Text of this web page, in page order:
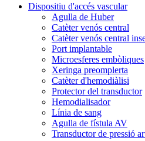
Dispositiu d'accés vascular
Agulla de Huber
Catèter venós central
Catèter venós central
Port implantable
Microesferes embòliques
Xeringa preomplerta
Catèter d'hemodiàlisi
Protector del transductor
Hemodialisador
Línia de sang
Agulla de fístula AV
Transductor de pressió